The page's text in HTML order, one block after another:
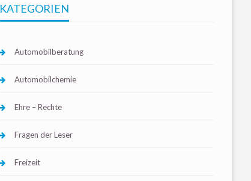
KATEGORIEN
Automobilberatung
Automobilchemie
Ehre – Rechte
Fragen der Leser
Freizeit